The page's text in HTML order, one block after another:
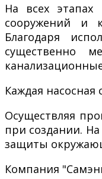
На всех этапах
сооружений и
Благодаря
существенно
Каждая
Осуществляя
при создании.
защиты
Компания